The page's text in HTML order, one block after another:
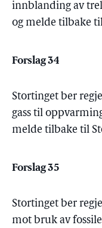
innblanding av
og melde tilbake
Forslag 34
Stortinget ber
gass til
melde tilbake til
Forslag 35
Stortinget ber
mot bruk av